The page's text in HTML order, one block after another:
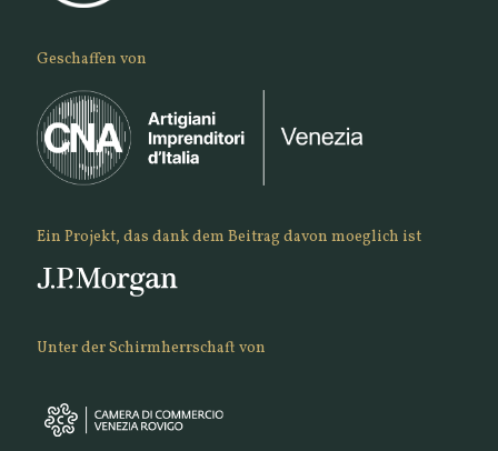
Geschaffen von
Ein Projekt, das dank dem Beitrag davon moeglich ist
Unter der Schirmherrschaft von